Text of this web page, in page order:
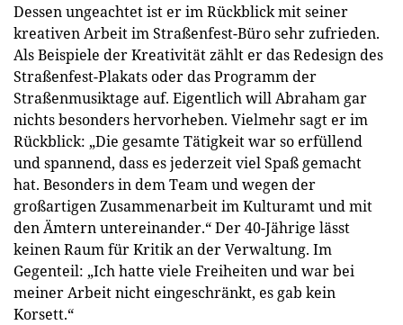
Dessen ungeachtet ist er im Rückblick mit seiner
kreativen Arbeit im Straßenfest-Büro sehr zufrieden.
Als Beispiele der Kreativität zählt er das Redesign des
Straßenfest-Plakats oder das Programm der
Straßenmusiktage auf. Eigentlich will Abraham gar
nichts besonders hervorheben. Vielmehr sagt er im
Rückblick: „Die gesamte Tätigkeit war so erfüllend
und spannend, dass es jederzeit viel Spaß gemacht
hat. Besonders in dem Team und wegen der
großartigen Zusammenarbeit im Kulturamt und mit
den Ämtern untereinander.“ Der 40-Jährige lässt
keinen Raum für Kritik an der Verwaltung. Im
Gegenteil: „Ich hatte viele Freiheiten und war bei
meiner Arbeit nicht eingeschränkt, es gab kein
Korsett.“